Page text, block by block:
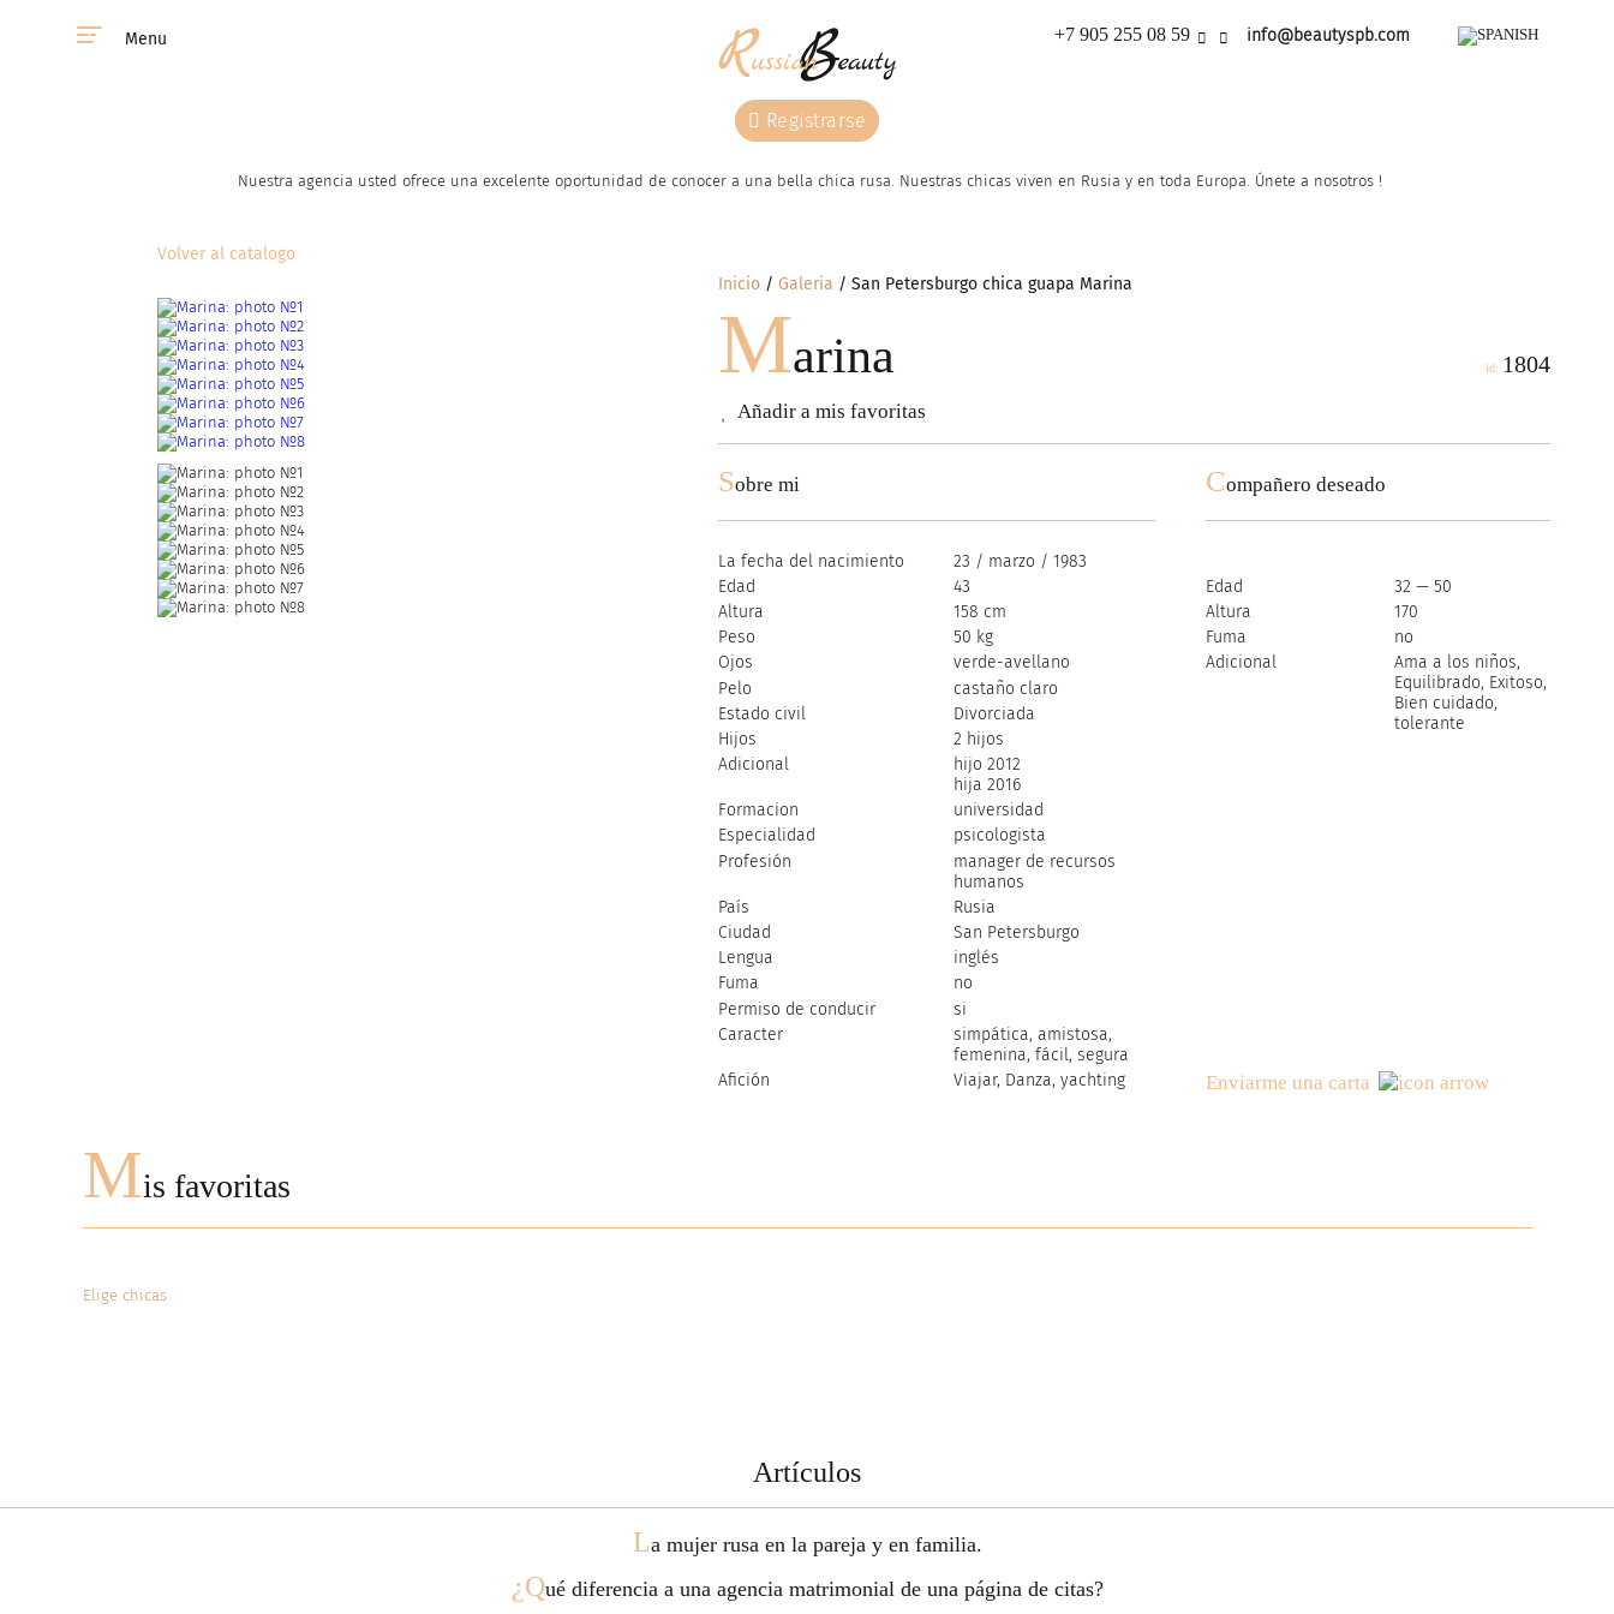
Menu +7 905 255 08 59 info@beautyspb.com
Registrarse
Nuestra agencia usted ofrece una excelente oportunidad de conocer a una bella chica rusa. Nuestras сhicas viven en Rusia y en toda Europa. Únete a nosotros !
Inicio Galeria San Petersburgo chica guapa Marina
Marina
Añadir a mis favoritas
id: 1804
Volver al catalogo
Sobre mi
La fecha del nacimiento
23 / marzo / 1983
Edad
43
Altura
158 cm
Peso
50 kg
Ojos
verde-avellano
Pelo
castaño claro
Estado civil
Divorciada
Hijos
2 hijos
Adicional
hijo 2012
hija 2016
Formacion
universidad
Especialidad
psicologista
Profesión
manager de recursos
humanos
País
Rusia
Ciudad
San Petersburgo
Lengua
inglés
Fuma
no
Permiso de conducir
si
Caracter
simpática, amistosa,
femenina, fácil, segura
Afición
Viajar, Danza, yachting
Compañero deseado
Edad
32 — 50
Altura
170
Fuma
no
Adicional
Ama a los niños,
Equilibrado, Exitoso,
Bien cuidado,
tolerante
Enviarme una carta
Mis favoritas
Elige chicas
Artículos
La mujer rusa en la pareja y en familia.
¿Qué diferencia a una agencia matrimonial de una página de citas?